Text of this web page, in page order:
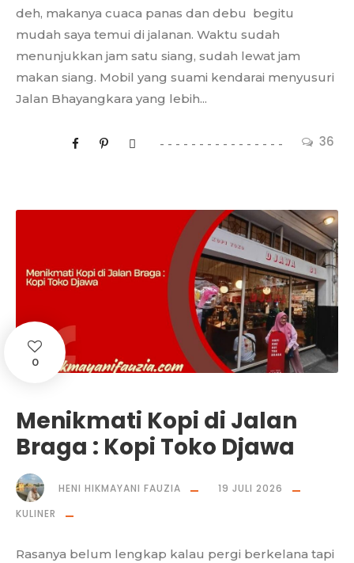
36
deh, makanya cuaca panas dan debu begitu
mudah saya temui di jalanan. Waktu sudah
menunjukkan jam satu siang, sudah lewat jam
makan siang. Mobil yang suami kendarai menyusuri
Jalan Bhayangkara yang lebih...
0
Menikmati Kopi di Jalan
Braga : Kopi Toko Djawa
HENI HIKMAYANI FAUZIA
19 JULI 2026
KULINER
Rasanya belum lengkap kalau pergi berkelana tapi